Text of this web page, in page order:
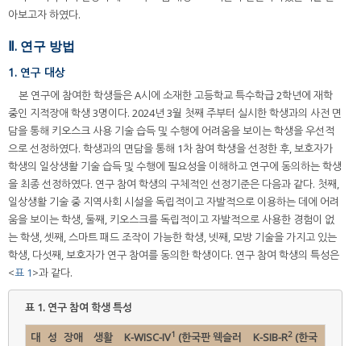
아보고자 하였다.
Ⅱ. 연구 방법
1. 연구 대상
본 연구에 참여한 학생들은 A시에 소재한 고등학교 특수학급 2학년에 재학
중인 지적장애 학생 3명이다. 2024년 3월 첫째 주부터 실시한 학생과의 사전 면
담을 통해 키오스크 사용 기술 습득 및 수행에 어려움을 보이는 학생을 우선적
으로 선정하였다. 학생과의 면담을 통해 1차 참여 학생을 선정한 후, 보호자가
학생의 일상생활 기술 습득 및 수행에 필요성을 이해하고 연구에 동의하는 학생
을 최종 선정하였다. 연구 참여 학생의 구체적인 선정기준은 다음과 같다. 첫째,
일상생활 기술 중 지역사회 시설을 독립적이고 자발적으로 이용하는 데에 어려
움을 보이는 학생, 둘째, 키오스크를 독립적이고 자발적으로 사용한 경험이 없
는 학생, 셋째, 스마트 패드 조작이 가능한 학생, 넷째, 모방 기술을 가지고 있는
학생, 다섯째, 보호자가 연구 참여를 동의한 학생이다. 연구 참여 학생의 특성은
<표 1>과 같다.
표 1. 연구 참여 학생 특성
대 성 장애
생활
K-WISC-IV1 (한국판 웩슬러
K-SIB-R2 (한국